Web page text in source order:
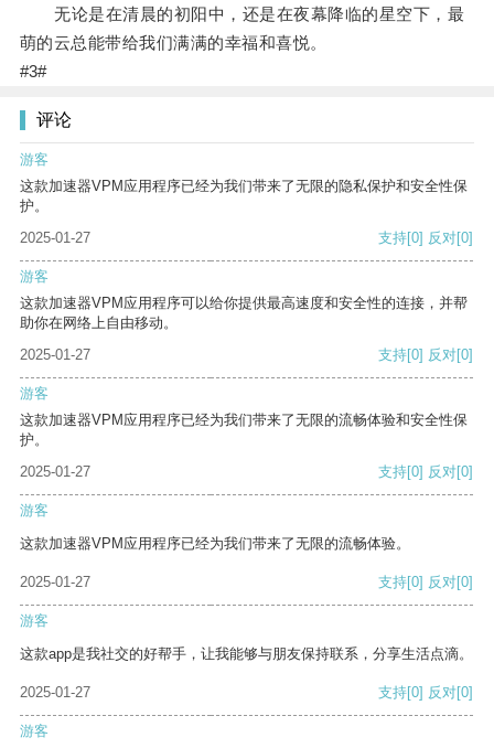
无论是在清晨的初阳中，还是在夜幕降临的星空下，最
萌的云总能带给我们满满的幸福和喜悦。
#3#
评论
游客
这款加速器VPM应用程序已经为我们带来了无限的隐私保护和安全性保
护。
2025-01-27
支持[0] 反对[0]
游客
这款加速器VPM应用程序可以给你提供最高速度和安全性的连接，并帮
助你在网络上自由移动。
2025-01-27
支持[0] 反对[0]
游客
这款加速器VPM应用程序已经为我们带来了无限的流畅体验和安全性保
护。
2025-01-27
支持[0] 反对[0]
游客
这款加速器VPM应用程序已经为我们带来了无限的流畅体验。
2025-01-27 支持[0] 反对[0]
游客
这款app是我社交的好帮手，让我能够与朋友保持联系，分享生活点滴。
2025-01-27 支持[0] 反对[0]
游客